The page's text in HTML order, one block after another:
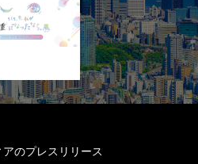
のプレスリリース